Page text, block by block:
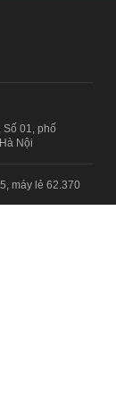
01, phố
Nội
máy lẻ 62.370